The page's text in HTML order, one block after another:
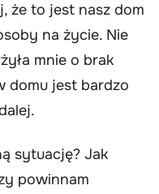
że to jest nasz dom
na życie. Nie
mnie o brak
domu jest bardzo
sytuację? Jak
powinnam